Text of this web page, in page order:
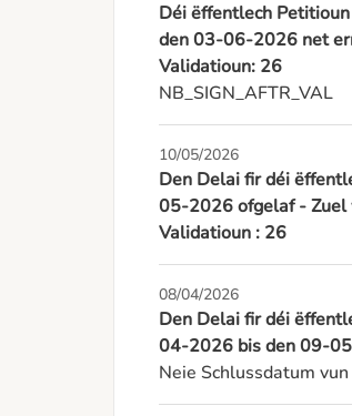
Déi ëffentlech
den 03-06-2026 net
Validatioun: 26
NB_SIGN_AFTR_VAL
10/05/2026
Den Delai fir déi
05-2026 ofgelaf - Zuel
Validatioun : 26
08/04/2026
Den Delai fir déi
04-2026 bis den 09-
Neie Schlussdatum